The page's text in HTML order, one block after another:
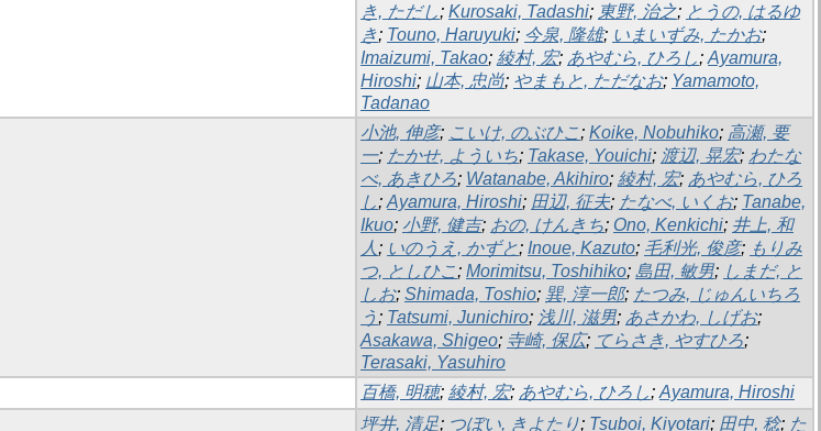
き, ただし; Kurosaki, Tadashi; 東野, 治之; とうの, はるゆ
き; Touno, Haruyuki; 今泉, 隆雄; いまいずみ, たかお;
Imaizumi, Takao; 綾村, 宏; あやむら, ひろし; Ayamura,
Hiroshi; 山本, 忠尚; やまもと, ただなお; Yamamoto,
Tadanao
小池, 伸彦; こいけ, のぶひこ; Koike, Nobuhiko; 高瀬, 要
一; たかせ, よういち; Takase, Youichi; 渡辺, 晃宏; わたな
べ, あきひろ; Watanabe, Akihiro; 綾村, 宏; あやむら, ひろ
し; Ayamura, Hiroshi; 田辺, 征夫; たなべ, いくお; Tanabe,
Ikuo; 小野, 健吉; おの, けんきち; Ono, Kenkichi; 井上, 和
人 ; いのうえ, かずと; Inoue, Kazuto; 毛利光, 俊彦; もりみ
つ, としひこ; Morimitsu, Toshihiko; 島田, 敏男; しまだ, と
しお; Shimada, Toshio; 巽, 淳一郎; たつみ, じゅんいちろ
う ; Tatsumi, Junichiro; 浅川, 滋男; あさかわ, しげお;
Asakawa, Shigeo; 寺崎, 保広; てらさき, やすひろ;
Terasaki, Yasuhiro
百橋, 明穂; 綾村, 宏; あやむら, ひろし; Ayamura, Hiroshi
坪井, 清足; つぼい, きよたり; Tsuboi, Kiyotari; 田中, 稔; た